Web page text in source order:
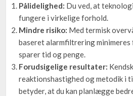
Pålidelighed: Du ved, at
fungere i virkelige forhold.
Mindre risiko: Med termisk
baseret alarmfiltrering
sparer tid og penge.
Forudsigelige resultater:
reaktionshastighed og metodik i
betyder, at du kan planlægge